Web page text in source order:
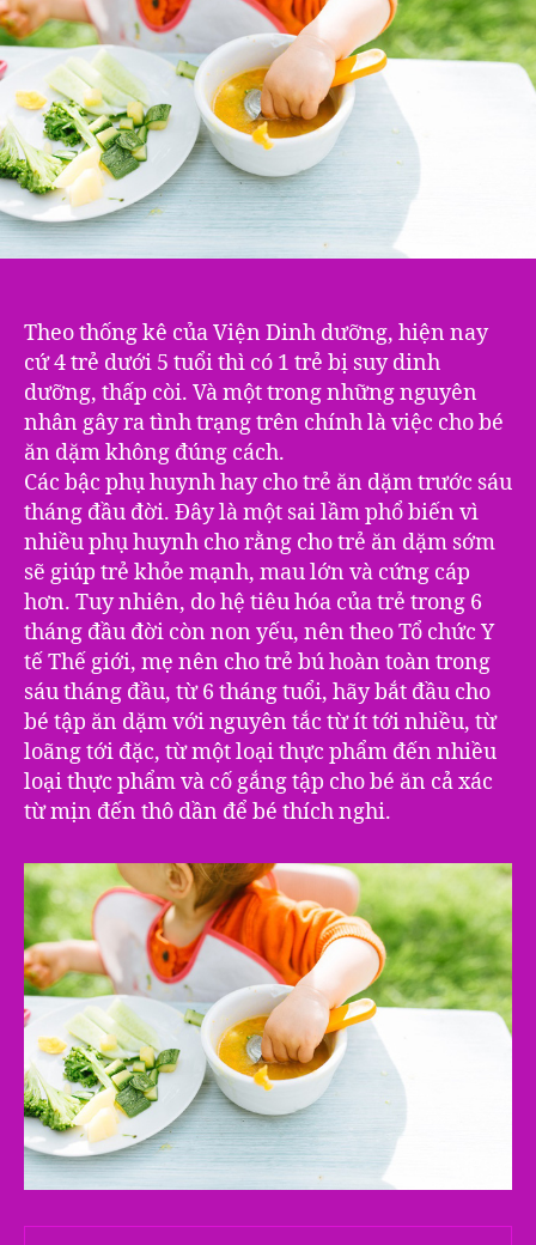
ĂN
Theo thống kê của Viện Dinh dưỡng, hiện nay
cứ 4 trẻ dưới 5 tuổi thì có 1 trẻ bị suy dinh
dưỡng, thấp còi. Và một trong những nguyên
nhân gây ra tình trạng trên chính là việc cho bé
ăn dặm không đúng cách.
Các bậc phụ huynh hay cho trẻ ăn dặm trước sáu
tháng đầu đời. Đây là một sai lầm phổ biến vì
nhiều phụ huynh cho rằng cho trẻ ăn dặm sớm
sẽ giúp trẻ khỏe mạnh, mau lớn và cứng cáp
hơn. Tuy nhiên, do hệ tiêu hóa của trẻ trong 6
tháng đầu đời còn non yếu, nên theo Tổ chức Y
tế Thế giới, mẹ nên cho trẻ bú hoàn toàn trong
sáu tháng đầu, từ 6 tháng tuổi, hãy bắt đầu cho
bé tập ăn dặm với nguyên tắc từ ít tới nhiều, từ
loãng tới đặc, từ một loại thực phẩm đến nhiều
loại thực phẩm và cố gắng tập cho bé ăn cả xác
từ mịn đến thô dần để bé thích nghi.